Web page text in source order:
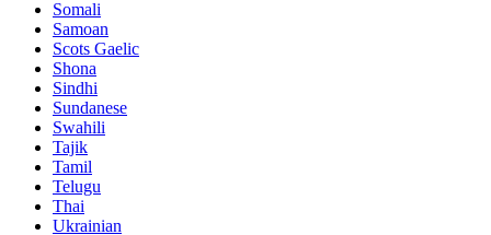
Somali
Samoan
Scots Gaelic
Shona
Sindhi
Sundanese
Swahili
Tajik
Tamil
Telugu
Thai
Ukrainian